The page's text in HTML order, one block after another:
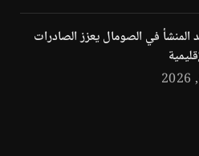
المنشأ في الصومال يعزز الصادرات